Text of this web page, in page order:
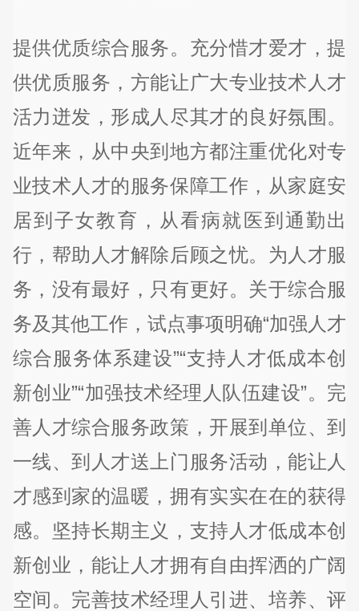
提供优质综合服务。充分惜才爱才，提
供优质服务，方能让广大专业技术人才
活力迸发，形成人尽其才的良好氛围。
近年来，从中央到地方都注重优化对专
业技术人才的服务保障工作，从家庭安
居到子女教育，从看病就医到通勤出
行，帮助人才解除后顾之忧。为人才服
务，没有最好，只有更好。关于综合服
务及其他工作，试点事项明确“加强人才
综合服务体系建设”“支持人才低成本创
新创业”“加强技术经理人队伍建设”。完
善人才综合服务政策，开展到单位、到
一线、到人才送上门服务活动，能让人
才感到家的温暖，拥有实实在在的获得
感。坚持长期主义，支持人才低成本创
新创业，能让人才拥有自由挥洒的广阔
空间。完善技术经理人引进、培养、评